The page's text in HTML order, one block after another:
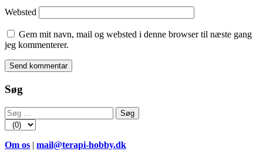
Websted
Gem mit navn, mail og websted i denne browser til næste gang
jeg kommenterer.
Søg
Søg
efter:
Om os | mail@terapi-hobby.dk